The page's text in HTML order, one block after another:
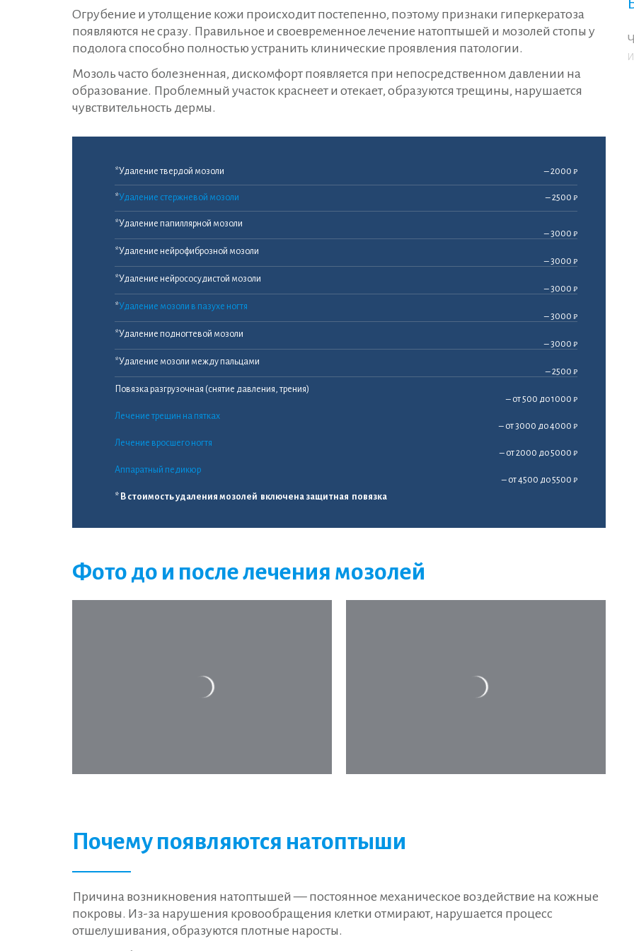
Огрубение и утолщение кожи происходит постепенно, поэтому признаки гиперкератоза
появляются не сразу. Правильное и своевременное лечение натоптышей и мозолей стопы у
подолога способно полностью устранить клинические проявления патологии.
Мозоль часто болезненная, дискомфорт появляется при непосредственном давлении на
образование. Проблемный участок краснеет и отекает, образуются трещины, нарушается
чувствительность дермы.
*Удаление твердой мозоли – 2000 ₽
*Удаление стержневой мозоли – 2500 ₽
*Удаление папиллярной мозоли
– 3000 ₽
*Удаление нейрофиброзной мозоли
– 3000 ₽
*Удаление нейрососудистой мозоли
– 3000 ₽
*Удаление мозоли в пазухе ногтя
– 3000 ₽
*Удаление подногтевой мозоли
– 3000 ₽
*Удаление мозоли между пальцами
– 2500 ₽
Повязка разгрузочная (снятие давления, трения)
– от 500 до 1000 ₽
Лечение трещин на пятках
– от 3000 до 4000 ₽
Лечение вросшего ногтя
– от 2000 до 5000 ₽
Аппаратный педикюр
– от 4500 до 5500 ₽
* В стоимость удаления мозолей включена защитная повязка
Фото до и после лечения мозолей
Почему появляются натоптыши
Причина возникновения натоптышей — постоянное механическое воздействие на кожные
покровы. Из-за нарушения кровообращения клетки отмирают, нарушается процесс
отшелушивания, образуются плотные наросты.